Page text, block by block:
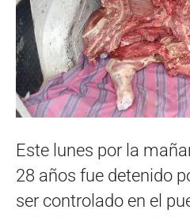
Este lunes por la
28 años fue detenido
ser controlado en el